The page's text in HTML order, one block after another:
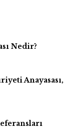
Nedir?
Anayasası,